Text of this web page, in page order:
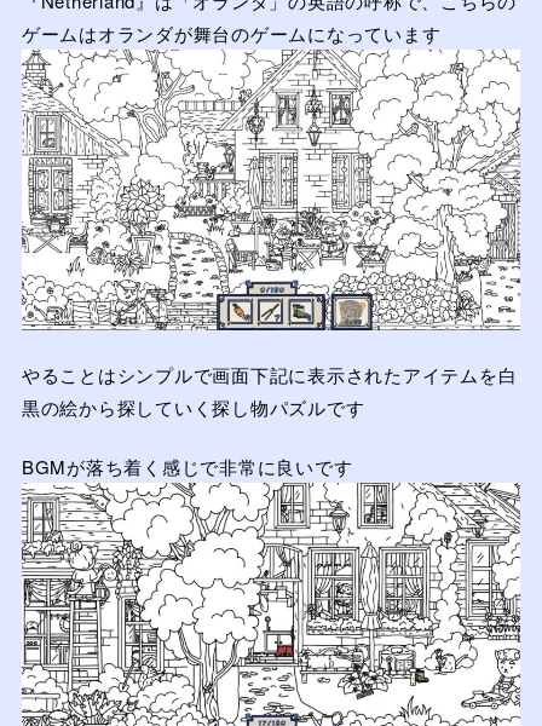
ゲームはオランダが舞台のゲームになっています
やることはシンプルで画面下記に表示されたアイテムを白
黒の絵から探していく探し物パズルです
BGMが落ち着く感じで非常に良いです